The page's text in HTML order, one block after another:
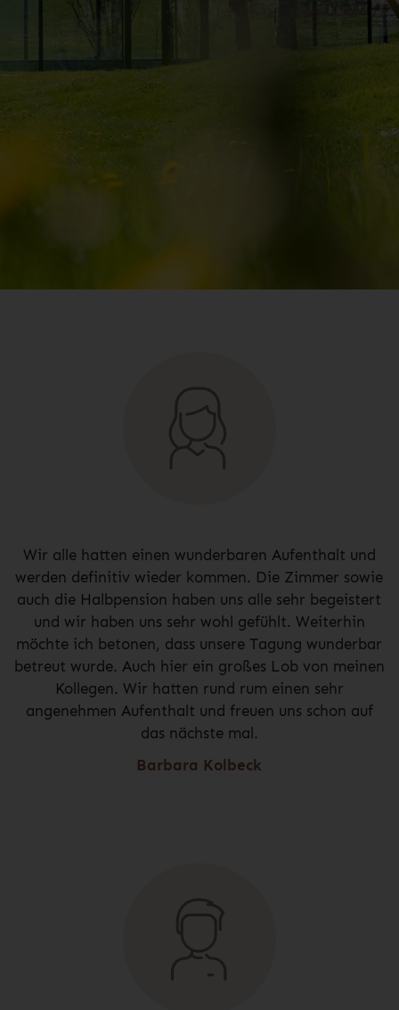
Wir alle hatten einen wunderbaren Aufenthalt und
werden definitiv wieder kommen. Die Zimmer sowie
auch die Halbpension haben uns alle sehr begeistert
und wir haben uns sehr wohl gefühlt. Weiterhin
möchte ich betonen, dass unsere Tagung wunderbar
betreut wurde. Auch hier ein großes Lob von meinen
Kollegen. Wir hatten rund rum einen sehr
angenehmen Aufenthalt und freuen uns schon auf
das nächste mal.
Barbara Kolbeck